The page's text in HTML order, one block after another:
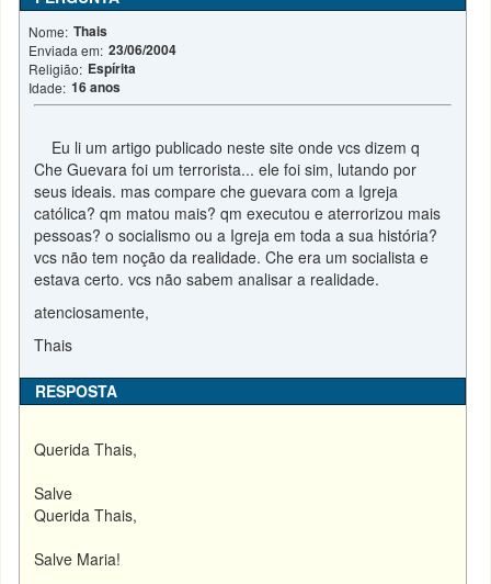
Nome: Thais
Enviada em: 23/06/2004
Religião: Espírita
Idade: 16 anos
Eu li um artigo publicado neste site onde vcs dizem q
Che Guevara foi um terrorista... ele foi sim, lutando por
seus ideais. mas compare che guevara com a Igreja
católica? qm matou mais? qm executou e aterrorizou mais
pessoas? o socialismo ou a Igreja em toda a sua história?
vcs não tem noção da realidade. Che era um socialista e
estava certo. vcs não sabem analisar a realidade.
atenciosamente,
Thais
RESPOSTA
Querida Thais,
Salve
Querida Thais,
Salve Maria!